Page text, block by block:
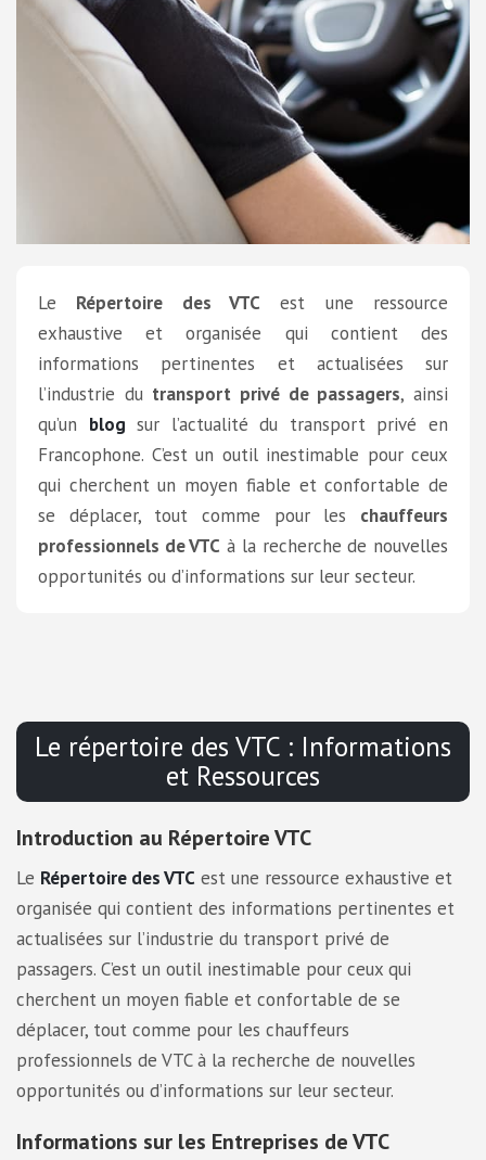
Le Répertoire des VTC est une ressource
exhaustive et organisée qui contient des
informations pertinentes et actualisées sur
l’industrie du transport privé de passagers, ainsi
qu’un blog sur l’actualité du transport privé en
Francophone. C’est un outil inestimable pour ceux
qui cherchent un moyen fiable et confortable de
se déplacer, tout comme pour les chauffeurs
professionnels de VTC à la recherche de nouvelles
opportunités ou d’informations sur leur secteur.
Le répertoire des VTC : Informations
et Ressources
Introduction au Répertoire VTC
Le Répertoire des VTC est une ressource exhaustive et
organisée qui contient des informations pertinentes et
actualisées sur l’industrie du transport privé de
passagers. C’est un outil inestimable pour ceux qui
cherchent un moyen fiable et confortable de se
déplacer, tout comme pour les chauffeurs
professionnels de VTC à la recherche de nouvelles
opportunités ou d’informations sur leur secteur.
Informations sur les Entreprises de VTC